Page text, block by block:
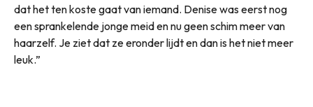
dat het ten koste gaat van iemand. Denise was eerst nog
een sprankelende jonge meid en nu geen schim meer van
haarzelf. Je ziet dat ze eronder lijdt en dan is het niet meer
leuk.”